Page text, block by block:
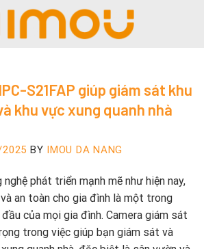
S21FAP giúp giám sát khu
khu vực xung quanh nhà
BY IMOU DA NANG
phát triển mạnh mẽ như hiện nay,
an toàn cho gia đình là một trong
của mọi gia đình. Camera giám sát
trong việc giúp bạn giám sát và